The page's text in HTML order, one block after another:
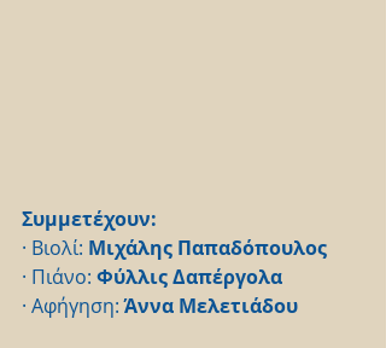
Συμμετέχουν:
· Βιολί: Μιχάλης Παπαδόπουλος
· Πιάνο: Φύλλις Δαπέργολα
· Αφήγηση: Άννα Μελετιάδου